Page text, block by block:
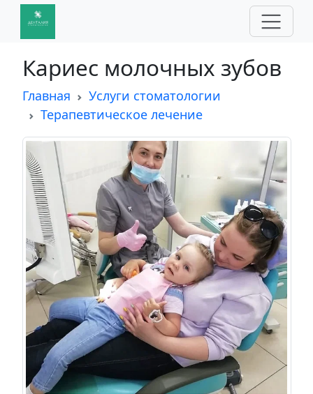
Кариес молочных зубов
Главная
Услуги стоматологии
Терапевтическое лечение